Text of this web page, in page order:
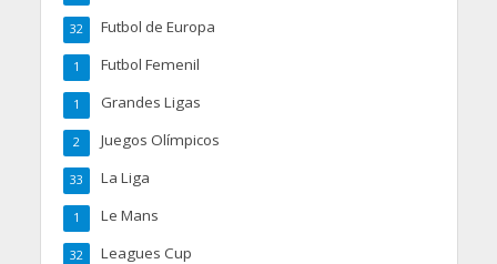
Futbol de Europa
32
Futbol Femenil
1
Grandes Ligas
1
Juegos Olímpicos
2
La Liga
33
Le Mans
1
Leagues Cup
32